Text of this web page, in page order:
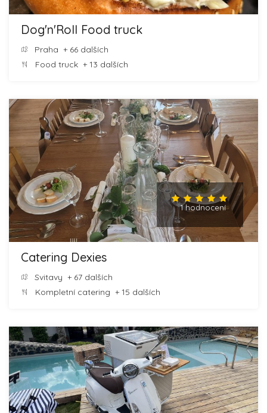
Dog'n'Roll Food truck
Praha + 66 dalších
Food truck + 13 dalších
1 hodnocení
Catering Dexies
Svitavy + 67 dalších
Kompletní catering + 15 dalších